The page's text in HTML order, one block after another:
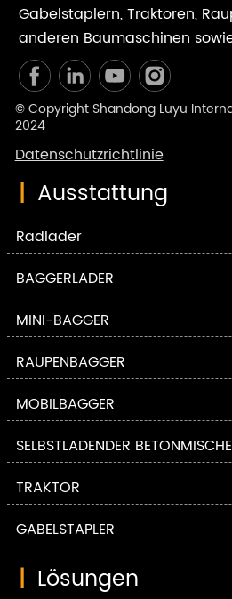
Gabelstaplern, Traktoren,
anderen Baumaschinen
© Copyright Shandong Luyu
2024
Datenschutzrichtlinie
| Ausstattung
Radlader
BAGGERLADER
MINI-BAGGER
RAUPENBAGGER
MOBILBAGGER
SELBSTLADENDER
TRAKTOR
GABELSTAPLER
| Lösungen